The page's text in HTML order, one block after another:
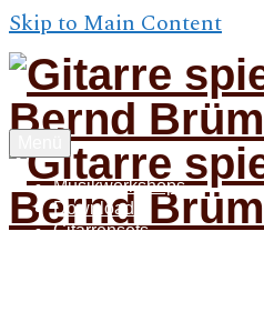
Skip to Main Content
Musikworkshops
Downloads
Gitarrensets